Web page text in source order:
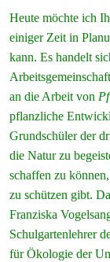
Heute möchte ich
einiger Zeit in
kann. Es handelt
an die Arbeit von
pflanzliche
Grundschüler der
die Natur zu
schaffen zu
zu schützen gibt.
Franziska
Schulgartenlehrer
für Ökologie der